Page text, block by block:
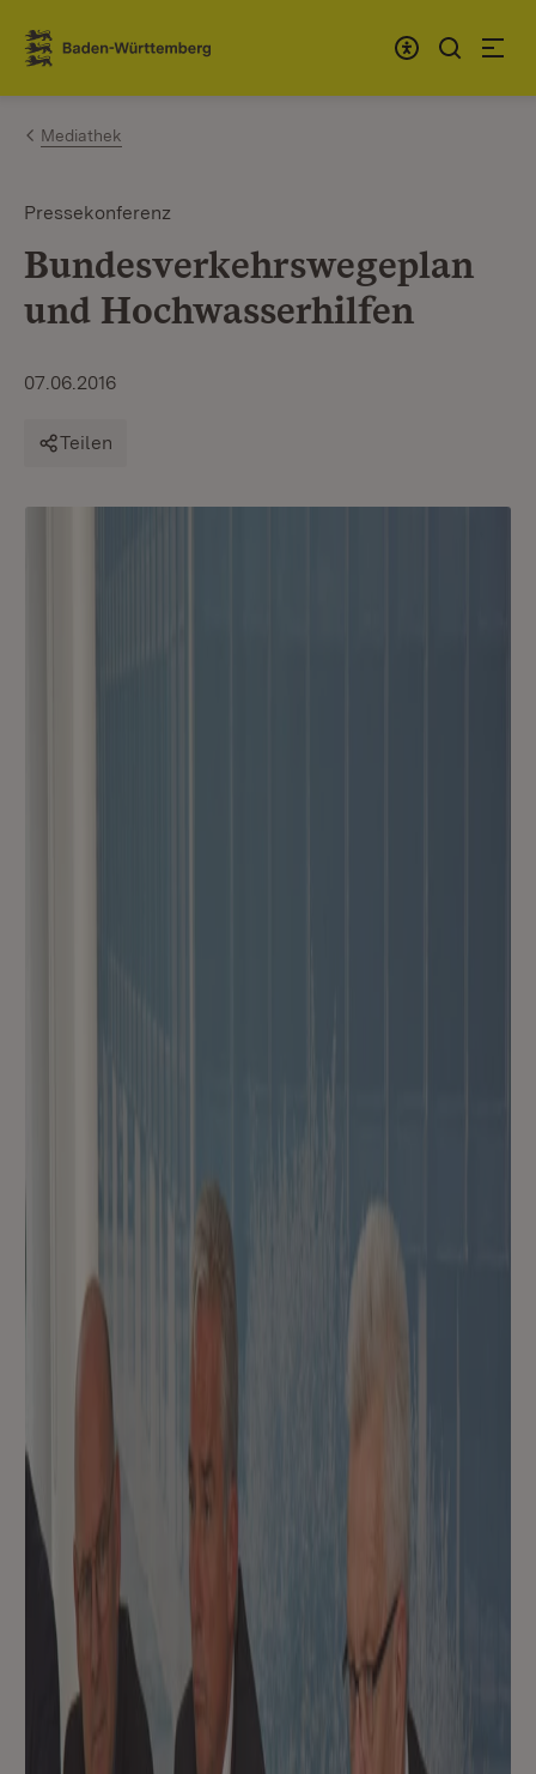
Zum Inhalt springen
Link zur Startseite
Mediathek
Pressekonferenz
Bundesverkehrswegeplan
und Hochwasserhilfen
07.06.2016
Teilen